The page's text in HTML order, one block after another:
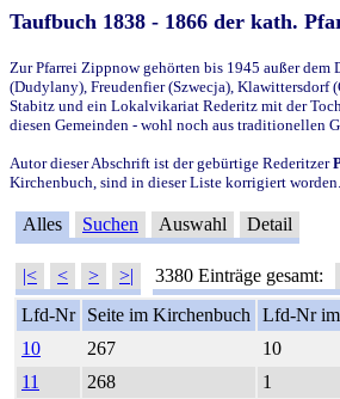
Taufbuch 1838 - 1866 der kath.
Zur Pfarrei Zippnow gehörten bis 1945 außer
(Dudylany), Freudenfier (Szwecja), Klawittersdorf
Stabitz und ein Lokalvikariat Rederitz mit der
diesen Gemeinden - wohl noch aus traditionellen
Autor dieser Abschrift ist der gebürtige Rederitzer
Kirchenbuch, sind in dieser Liste korrigiert
Alles Suchen Auswahl Detail
|< < > >| 3380 Einträge gesamt:
Lfd-Nr
Seite im Kirchenbuch Lfd-Nr
10
267 10
11
268 1